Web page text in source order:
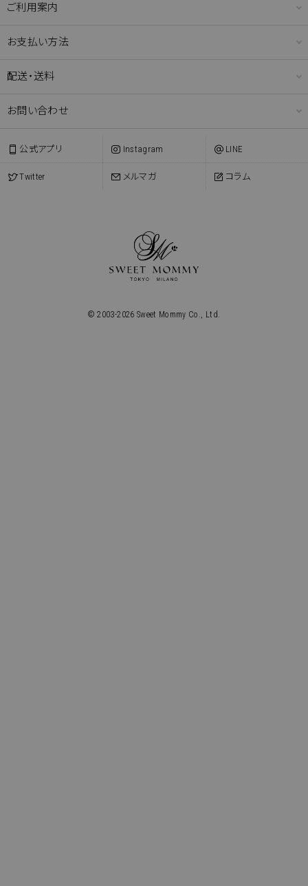
ご利用案内
お支払い方法
配送・送料
お問い合わせ
公式アプリ Instagram LINE
Twitter メルマガ コラム
© 2003-2026 Sweet Mommy Co., Ltd.